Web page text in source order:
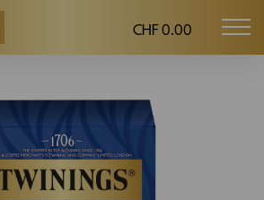
CHF 0.00